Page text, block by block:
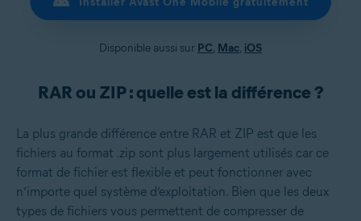
Disponible aussi sur PC, Mac, iOS
RAR ou ZIP : quelle est la différence ?
La plus grande différence entre RAR et ZIP est que les
fichiers au format .zip sont plus largement utilisés car ce
format de fichier est flexible et peut fonctionner avec
n’importe quel système d’exploitation. Bien que les deux
types de fichiers vous permettent de compresser de